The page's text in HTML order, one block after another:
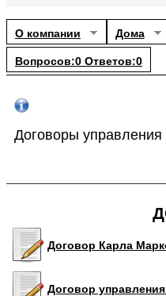
О компании Дома
Вопросов:0 Ответов:0
Договоры управления
Договор Карла
Договор